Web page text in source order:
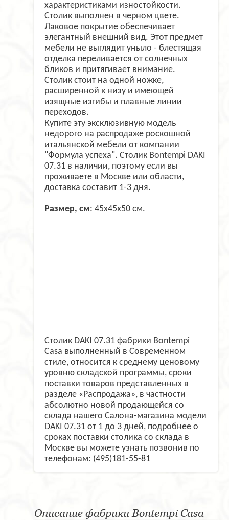
характеристиками изностойкости.
Столик выполнен в черном цвете.
Лаковое покрытие обеспечивает
элегантный внешний вид. Этот предмет
мебели не выглядит уныло - блестящая
отделка переливается от солнечных
бликов и притягивает внимание.
Столик стоит на одной ножке,
расширенной к низу и имеющей
изящные изгибы и плавные линии
переходов.
Купите эту эксклюзивную модель
недорого на распродаже роскошной
итальянской мебели от компании
"Формула успеха". Столик Bontempi DAKI
07.31 в наличии, поэтому если вы
проживаете в Москве или области,
доставка составит 1-3 дня.
Размер, см: 45x45x50 см.
Столик DAKI 07.31 фабрики Bontempi
Casa выполненный в Современном
стиле, относится к среднему ценовому
уровню складской программы, сроки
поставки товаров представленных в
разделе «Распродажа», в частности
абсолютно новой продающейся со
склада нашего Салона-магазина модели
DAKI 07.31 от 1 до 3 дней, подробнее о
сроках поставки столика со склада в
Москве вы можете узнать позвонив по
телефонам: (495)181-55-81
Описание фабрики Bontempi Casa